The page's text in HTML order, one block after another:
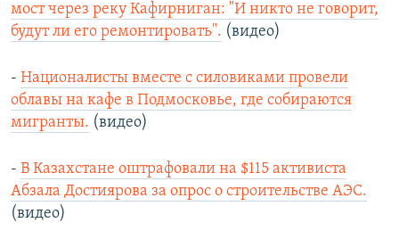
мост через реку Кафирниган: "И никто не говорит,
будут ли его ремонтировать". (видео)
- Националисты вместе с силовиками провели
облавы на кафе в Подмосковье, где собираются
мигранты. (видео)
- В Казахстане оштрафовали на $115 активиста
Абзала Достиярова за опрос о строительстве АЭС.
(видео)